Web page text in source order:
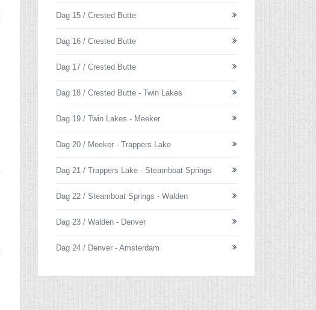
Dag 15 / Crested Butte
Dag 16 / Crested Butte
Dag 17 / Crested Butte
Dag 18 / Crested Butte - Twin Lakes
Dag 19 / Twin Lakes - Meeker
Dag 20 / Meeker - Trappers Lake
Dag 21 / Trappers Lake - Steamboat Springs
Dag 22 / Steamboat Springs - Walden
Dag 23 / Walden - Denver
Dag 24 / Denver - Amsterdam